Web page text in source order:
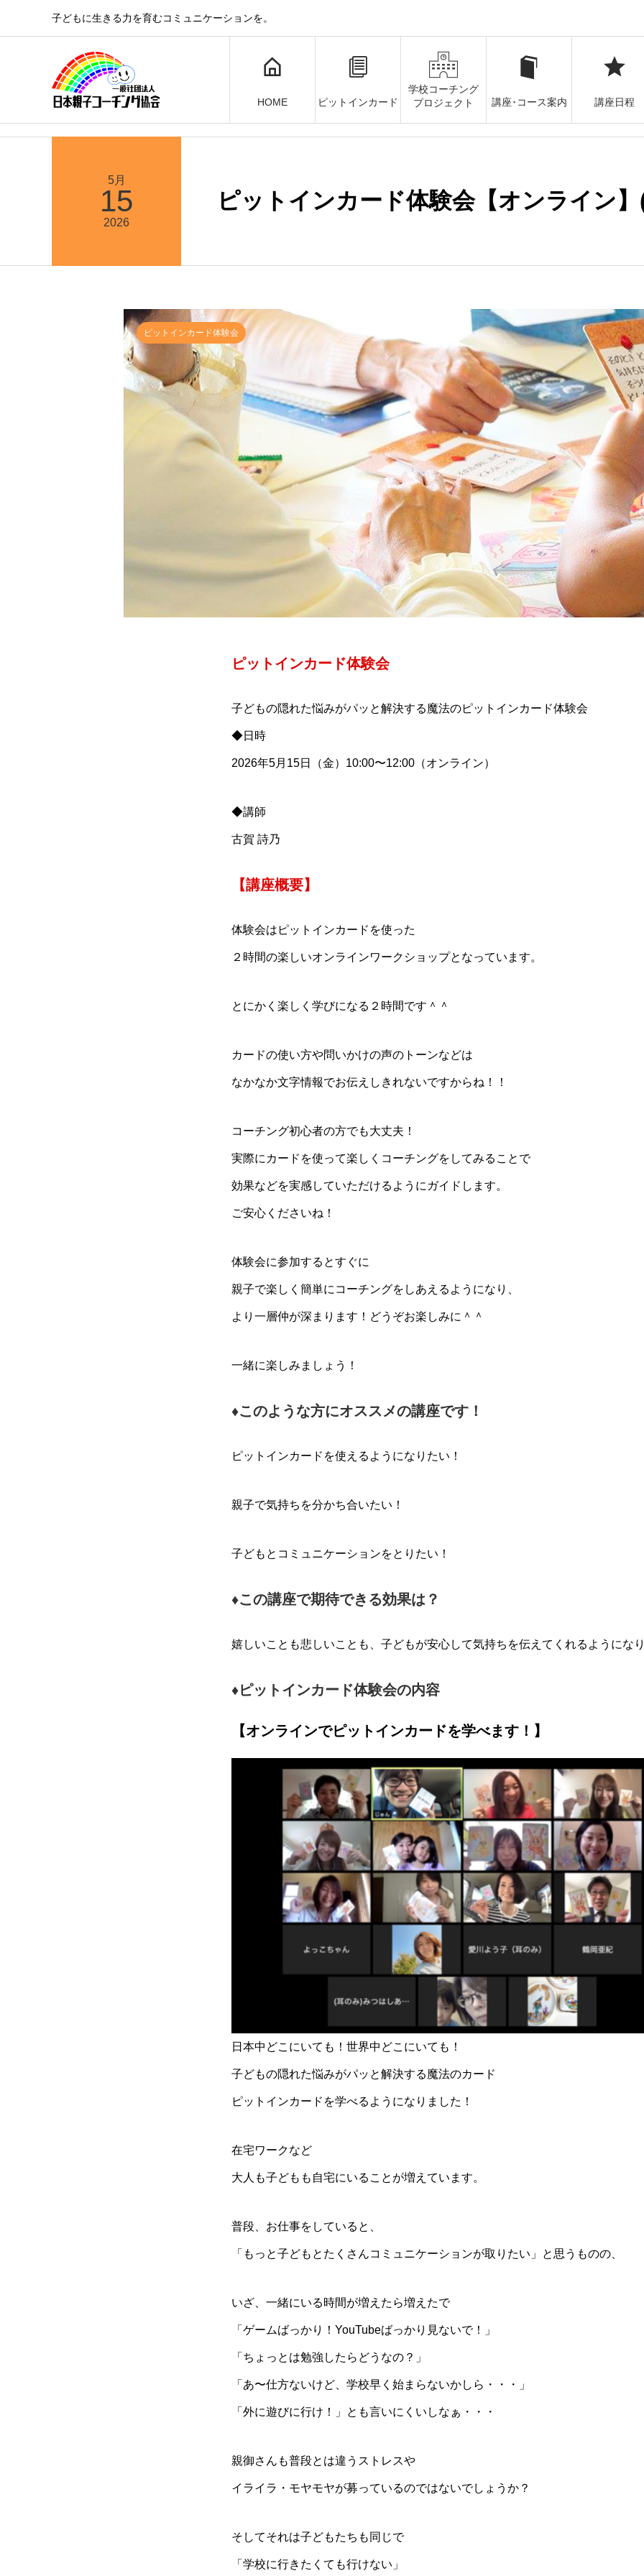
子どもに生きる力を育むコミュニケーションを。
HOME ピットインカード
学校コーチング
プロジェクト
講座･コース案内 講座日程
5月
15
2026
ピットインカード体験会【オンライン
ピットインカード体験会
ピットインカード体験会
子どもの隠れた悩みがパッと解決する魔法のピットインカード体験会
◆日時
2026年5月15日（金）10:00〜12:00（オンライン）
◆講師
古賀 詩乃
【講座概要】
体験会はピットインカードを使った
２時間の楽しいオンラインワークショップとなっています。
とにかく楽しく学びになる２時間です＾＾
カードの使い方や問いかけの声のトーンなどは
なかなか文字情報でお伝えしきれないですからね！！
コーチング初心者の方でも大丈夫！
実際にカードを使って楽しくコーチングをしてみることで
効果などを実感していただけるようにガイドします。
ご安心くださいね！
体験会に参加するとすぐに
親子で楽しく簡単にコーチングをしあえるようになり、
より一層仲が深まります！どうぞお楽しみに＾＾
一緒に楽しみましょう！
♦︎このような方にオススメの講座です！
ピットインカードを使えるようになりたい！
親子で気持ちを分かち合いたい！
子どもとコミュニケーションをとりたい！
♦︎この講座で期待できる効果は？
嬉しいことも悲しいことも、子どもが安心して気持ちを伝えてくれるようにな
♦︎ピットインカード体験会の内容
【オンラインでピットインカードを学べます！】
日本中どこにいても！世界中どこにいても！
子どもの隠れた悩みがパッと解決する魔法のカード
ピットインカードを学べるようになりました！
在宅ワークなど
大人も子どもも自宅にいることが増えています。
普段、お仕事をしていると、
「もっと子どもとたくさんコミュニケーションが取りたい」と思うものの、
いざ、一緒にいる時間が増えたら増えたで
「ゲームばっかり！YouTubeばっかり見ないで！」
「ちょっとは勉強したらどうなの？」
「あ〜仕方ないけど、学校早く始まらないかしら・・・」
「外に遊びに行け！」とも言いにくいしなぁ・・・
親御さんも普段とは違うストレスや
イライラ・モヤモヤが募っているのではないでしょうか？
そしてそれは子どもたちも同じで
「学校に行きたくても行けない」